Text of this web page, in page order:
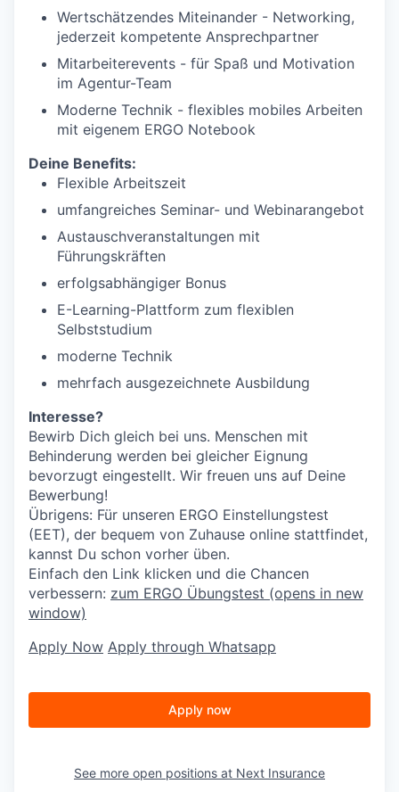
Wertschätzendes Miteinander - Networking,
jederzeit kompetente Ansprechpartner
Mitarbeiterevents - für Spaß und Motivation
im Agentur-Team
Moderne Technik - flexibles mobiles Arbeiten
mit eigenem ERGO Notebook
Deine Benefits:
Flexible Arbeitszeit
umfangreiches Seminar- und Webinarangebot
Austauschveranstaltungen mit
Führungskräften
erfolgsabhängiger Bonus
E-Learning-Plattform zum flexiblen
Selbststudium
moderne Technik
mehrfach ausgezeichnete Ausbildung
Interesse?
Bewirb Dich gleich bei uns. Menschen mit
Behinderung werden bei gleicher Eignung
bevorzugt eingestellt. Wir freuen uns auf Deine
Bewerbung!
Übrigens: Für unseren ERGO Einstellungstest
(EET), der bequem von Zuhause online stattfindet,
kannst Du schon vorher üben.
Einfach den Link klicken und die Chancen
verbessern: zum ERGO Übungstest (opens in new
window)
Apply Now Apply through Whatsapp
Apply now
See more open positions at Next Insurance